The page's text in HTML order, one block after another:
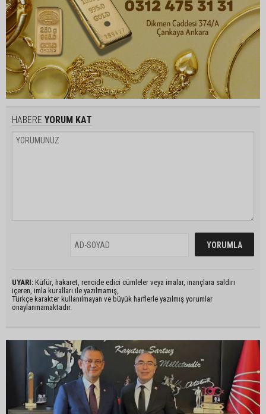
HABERE YORUM KAT
UYARI: Küfür, hakaret, rencide edici cümleler veya imalar, inançlara saldırı
içeren, imla kuralları ile yazılmamış,
Türkçe karakter kullanılmayan ve büyük harflerle yazılmış yorumlar
onaylanmamaktadır.